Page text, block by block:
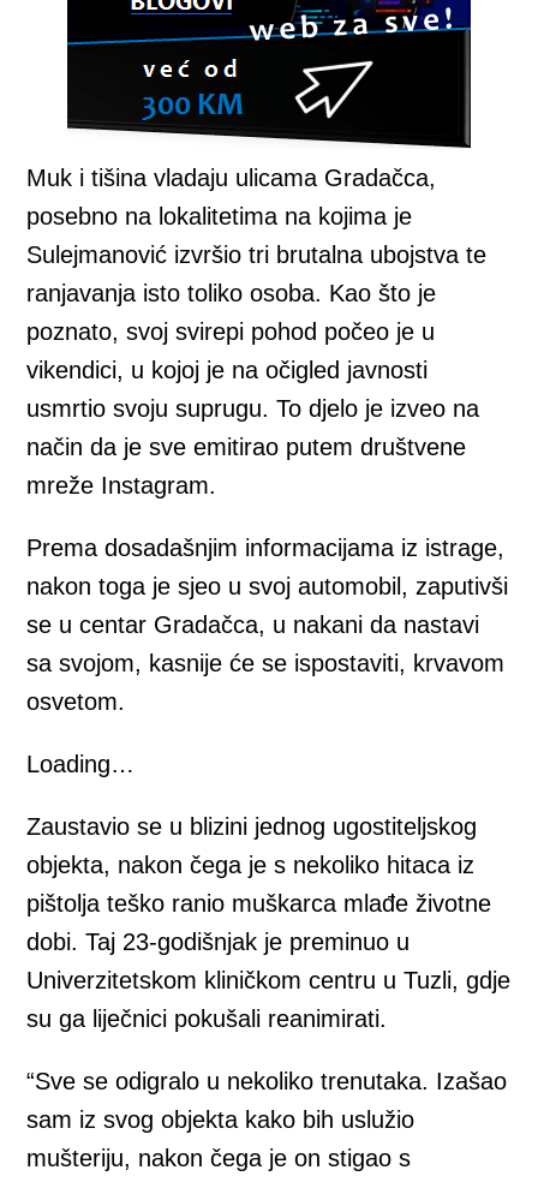
Muk i tišina vladaju ulicama Gradačca,
posebno na lokalitetima na kojima je
Sulejmanović izvršio tri brutalna ubojstva te
ranjavanja isto toliko osoba. Kao što je
poznato, svoj svirepi pohod počeo je u
vikendici, u kojoj je na očigled javnosti
usmrtio svoju suprugu. To djelo je izveo na
način da je sve emitirao putem društvene
mreže Instagram.
Prema dosadašnjim informacijama iz istrage,
nakon toga je sjeo u svoj automobil, zaputivši
se u centar Gradačca, u nakani da nastavi
sa svojom, kasnije će se ispostaviti, krvavom
osvetom.
Loading…
Zaustavio se u blizini jednog ugostiteljskog
objekta, nakon čega je s nekoliko hitaca iz
pištolja teško ranio muškarca mlađe životne
dobi. Taj 23-godišnjak je preminuo u
Univerzitetskom kliničkom centru u Tuzli, gdje
su ga liječnici pokušali reanimirati.
“Sve se odigralo u nekoliko trenutaka. Izašao
sam iz svog objekta kako bih uslužio
mušteriju, nakon čega je on stigao s